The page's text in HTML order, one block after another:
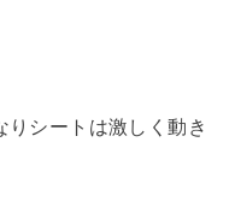
シートは激しく動き